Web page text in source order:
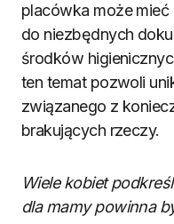
placówka może
do niezbędnych
środków
ten temat pozwoli
związanego z
brakujących rzeczy.
Wiele kobiet
dla mamy powinna